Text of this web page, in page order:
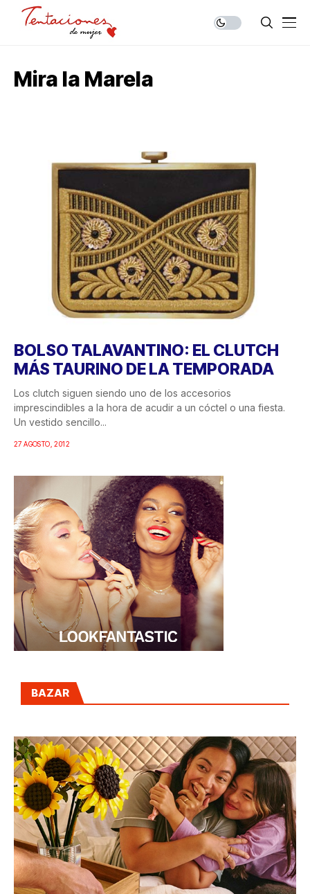
Mira la Marela
BOLSO TALAVANTINO: EL CLUTCH
MÁS TAURINO DE LA TEMPORADA
Los clutch siguen siendo uno de los accesorios
imprescindibles a la hora de acudir a un cóctel o una fiesta.
Un vestido sencillo...
27 AGOSTO, 2012
BAZAR